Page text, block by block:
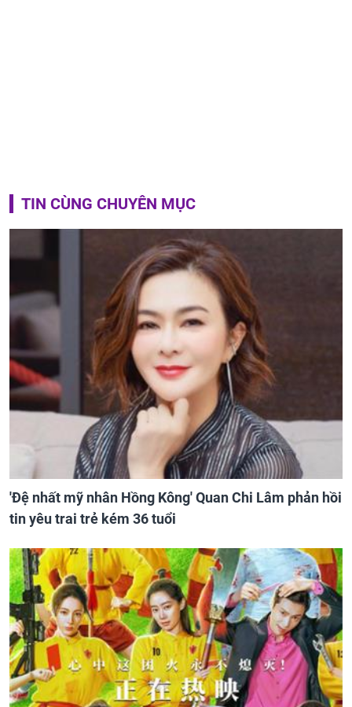
TIN CÙNG CHUYÊN MỤC
'Đệ nhất mỹ nhân Hồng Kông' Quan Chi Lâm phản hồi
tin yêu trai trẻ kém 36 tuổi